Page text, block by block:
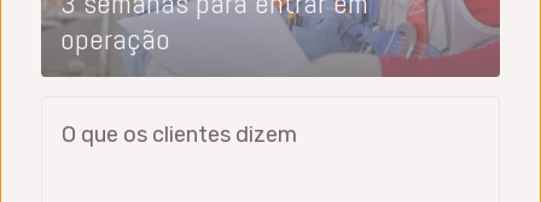
operação
O que os clientes dizem